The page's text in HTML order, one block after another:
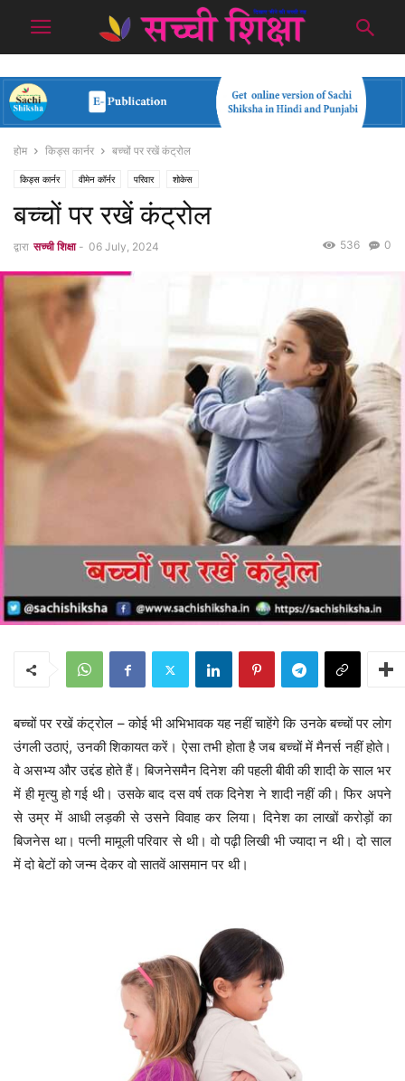
होम किड्स कार्नर बच्चों पर रखें कंट्रोल
किड्स कार्नर वीमेन कॉर्नर परिवार शोकेस
बच्चों पर रखें कंट्रोल
द्वारा सच्ची शिक्षा - 06 July, 2024 0
536
बच्चों पर रखें कंट्रोल – कोई भी अभिभावक यह नहीं चाहेंगे कि उनके बच्चों पर लोग
उंगली उठाएं, उनकी शिकायत करें। ऐसा तभी होता है जब बच्चों में मैनर्स नहीं होते।
वे असभ्य और उद्दंड होते हैं। बिजनेसमैन दिनेश की पहली बीवी की शादी के साल भर
में ही मृत्यु हो गई थी। उसके बाद दस वर्ष तक दिनेश ने शादी नहीं की। फिर अपने
से उम्र में आधी लड़की से उसने विवाह कर लिया। दिनेश का लाखों करोड़ों का
बिजनेस था। पत्नी मामूली परिवार से थी। वो पढ़ी लिखी भी ज्यादा न थी। दो साल
में दो बेटों को जन्म देकर वो सातवें आसमान पर थी।